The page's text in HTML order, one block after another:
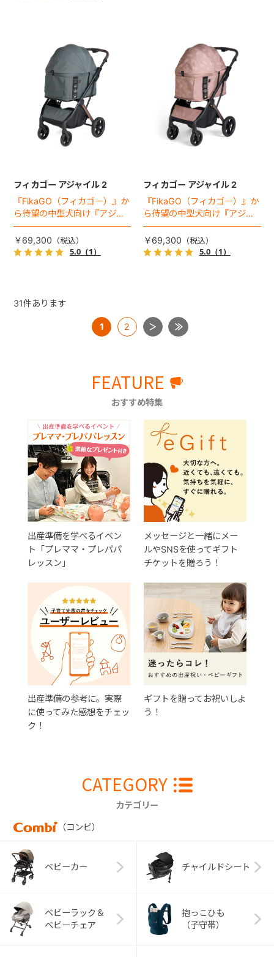
フィカゴー アジャイル 2
『FikaGO（フィカゴー）』か
ら待望の中型犬向け『アジャ
イル２』 登場！耐荷重30kg
で、しかも1秒・自動収納機能
搭載！！
￥69,300
5.0（1）
フィカゴー アジャイル 2
『FikaGO（フィカゴー）』か
ら待望の中型犬向け『アジャ
イル２』 登場！耐荷重30kg
で、しかも1秒・自動収納機能
搭載！！
￥69,300
5.0（1）
31件あります
1 2
FEATURE
おすすめ特集
出産準備を学べるイベン
ト「プレママ・プレパパ
レッスン」
メッセージと一緒にメー
ルやSNSを使ってギフト
チケットを贈ろう！
出産準備の参考に。実際
に使ってみた感想をチェッ
ク！
ギフトを贈ってお祝いしよ
う！
CATEGORY
カテゴリー
（コンビ）
ベビーカー チャイルドシート
ベビーラック＆
ベビーチェア
抱っこひも
（子守帯）